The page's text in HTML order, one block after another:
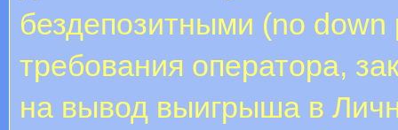
бездепозитными (no
требования оператора,
на вывод выигрыша в